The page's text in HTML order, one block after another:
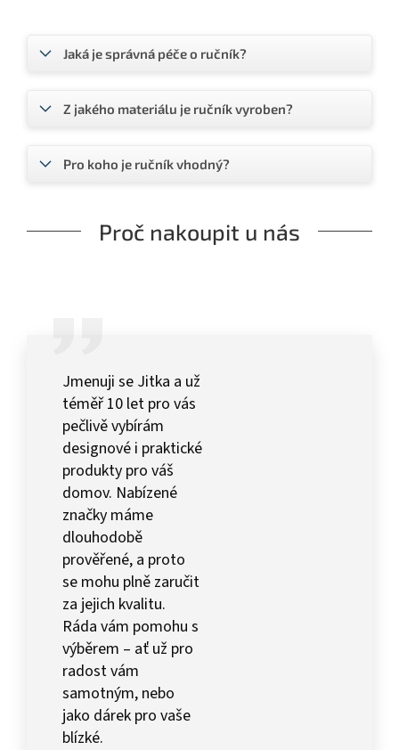
Jaká je správná péče o ručník?
Z jakého materiálu je ručník vyroben?
Pro koho je ručník vhodný?
Proč nakoupit u nás
Jmenuji se Jitka a už
téměř 10 let pro vás
pečlivě vybírám
designové i praktické
produkty pro váš
domov. Nabízené
značky máme
dlouhodobě
prověřené, a proto
se mohu plně zaručit
za jejich kvalitu.
Ráda vám pomohu s
výběrem – ať už pro
radost vám
samotným, nebo
jako dárek pro vaše
blízké.